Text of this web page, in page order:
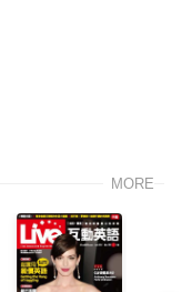
MORE